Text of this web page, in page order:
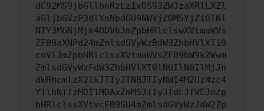
dC92MS9jbGllbnRzLzIxOS93ZWJzaXRlLXZl
aGljbGVzP3dlYnNpdGU9NWVjZDM5YjZiOTNl
NTY3MGNjMjk4ODVhJmZpbHRlclswXVtmaWVs
ZF09aXNPd24mZmlsdGVyWzBdW3ZhbHVlXT10
cnVlJmZpbHRlclsxXVtmaWVsZF09bW9kZWwm
ZmlsdGVyWzFdW3ZhbHVlXT0lNUIlN0IlMjJh
dWRhcmlzX2lkJTIyJTNBJTIyNWI4M2UzNzc4
YTlhNTIzMDI1MDAxZmM5JTIyJTdEJTVEJmZp
bHRlclsxXVtvcF09SU4mZmlsdGVyWzJdW2Zp